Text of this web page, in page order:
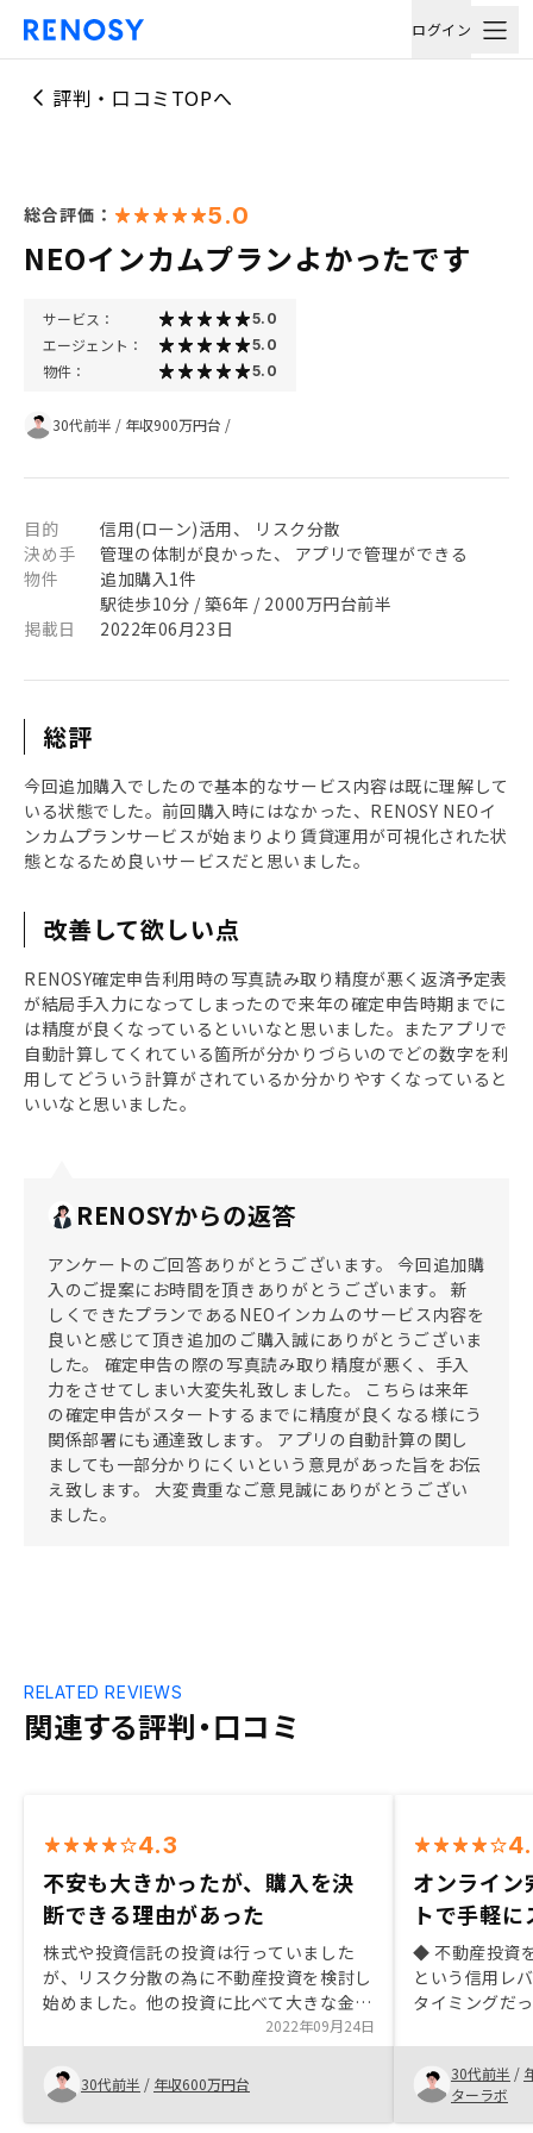
ログイン
評判・口コミTOPへ
総合評価： 5.0
NEOインカムプランよかったです
サービス： 5.0
エージェント： 5.0
物件： 5.0
30代前半 / 年収900万円台 /
目的
信用(ローン)活用、 リスク分散
決め手
管理の体制が良かった、 アプリで管理ができる
物件
追加購入1件
駅徒歩10分 / 築6年 / 2000万円台前半
掲載日
2022年06月23日
総評
今回追加購入でしたので基本的なサービス内容は既に理解して
いる状態でした。前回購入時にはなかった、RENOSY NEOイ
ンカムプランサービスが始まりより賃貸運用が可視化された状
態となるため良いサービスだと思いました。
改善して欲しい点
RENOSY確定申告利用時の写真読み取り精度が悪く返済予定表
が結局手入力になってしまったので来年の確定申告時期までに
は精度が良くなっているといいなと思いました。またアプリで
自動計算してくれている箇所が分かりづらいのでどの数字を利
用してどういう計算がされているか分かりやすくなっていると
いいなと思いました。
RENOSYからの返答
アンケートのご回答ありがとうございます。 今回追加購
入のご提案にお時間を頂きありがとうございます。 新
しくできたプランであるNEOインカムのサービス内容を
良いと感じて頂き追加のご購入誠にありがとうございま
した。 確定申告の際の写真読み取り精度が悪く、手入
力をさせてしまい大変失礼致しました。 こちらは来年
の確定申告がスタートするまでに精度が良くなる様にう
関係部署にも通達致します。 アプリの自動計算の関し
ましても一部分かりにくいという意見があった旨をお伝
え致します。 大変貴重なご意見誠にありがとうござい
ました。
関連する評判・口コミ
RELATED REVIEWS
4.3
不安も大きかったが、購入を決
断できる理由があった
株式や投資信託の投資は行っていました
が、リスク分散の為に不動産投資を検討し
始めました。他の投資に比べて大きな金額
を動かす必要があることに不安はありまし
たが、RENOSYのサービスでリスクを低減
できることを知り購入を決断しました。営
業の方の説明もわかりやすく、親身だった
のも良かったポイントです。
2022年09月24日
30代前半 / 年収600万円台
オンライ
トで手軽
◆ 不動産投資
という信用レ
タイミングだ
込みたかった ◆ RENOSY で購入を決めた
理由 ・想定
許容範囲内 に
（入居付け・
30代前半 /
ターラボ